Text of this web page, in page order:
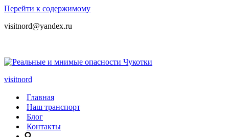
Перейти к содержимому
visitnord@yandex.ru
visitnord
Главная
Наш транспорт
Блог
Контакты